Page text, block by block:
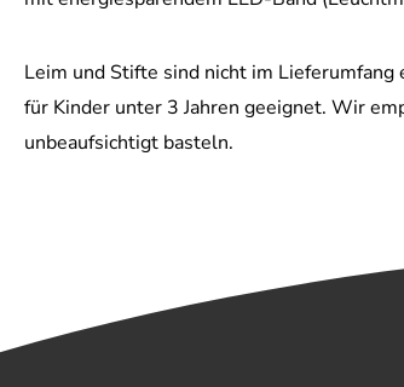
Leim und Stifte sind nicht im
für Kinder unter 3 Jahren geeignet. Wir
unbeaufsichtigt basteln.